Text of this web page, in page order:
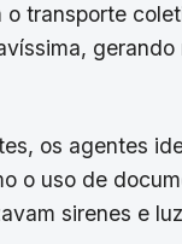
transporte
os agentes
o uso de
sirenes e